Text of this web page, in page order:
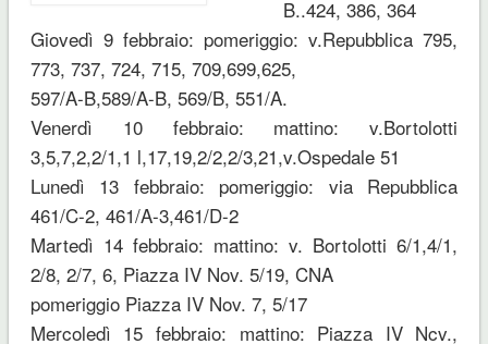
B..424, 386, 364
Giovedì 9 febbraio: pomeriggio: v.Repubblica 795,
773, 737, 724, 715, 709,699,625,
597/A-B,589/A-B, 569/B, 551/A.
Venerdì 10 febbraio: mattino: v.Bortolotti
3,5,7,2,2/1,1 l,17,19,2/2,2/3,21,v.Ospedale 51
Lunedì 13 febbraio: pomeriggio: via Repubblica
461/C-2, 461/A-3,461/D-2
Martedì 14 febbraio: mattino: v. Bortolotti 6/1,4/1,
2/8, 2/7, 6, Piazza IV Nov. 5/19, CNA
pomeriggio Piazza IV Nov. 7, 5/17
Mercoledì 15 febbraio: mattino: Piazza IV Ncv.,